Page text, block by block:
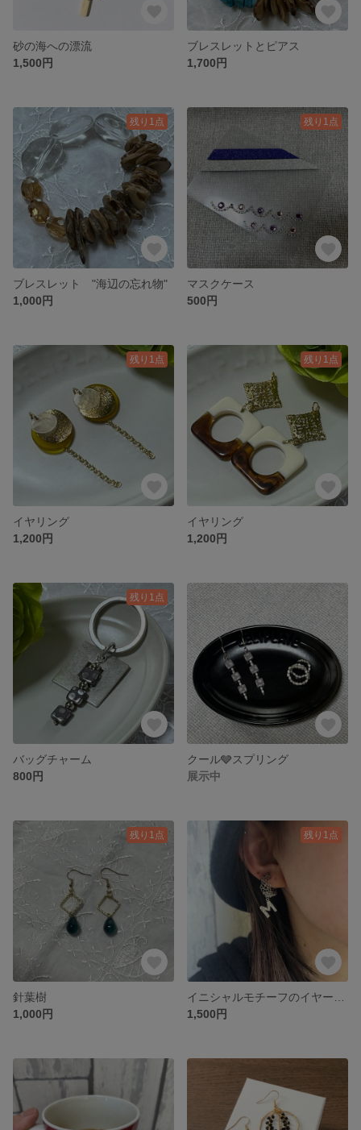
砂の海への漂流
1,500円
ブレスレットとピアス
1,700円
残り1点
ブレスレット "海辺の忘れ物"
1,000円
残り1点
マスクケース
500円
残り1点
イヤリング
1,200円
残り1点
イヤリング
1,200円
残り1点
バッグチャーム
800円
クール🩶スプリング
展示中
残り1点
針葉樹
1,000円
残り1点
1,500円